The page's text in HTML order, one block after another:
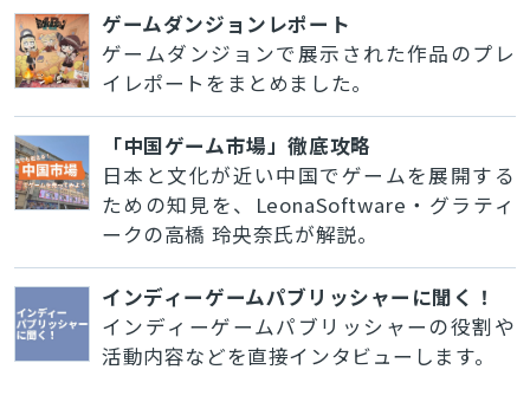
ゲームダンジョンレポート
ゲームダンジョンで展示された作品のプレ
イレポートをまとめました。
「中国ゲーム市場」徹底攻略
日本と文化が近い中国でゲームを展開する
ための知見を、LeonaSoftware・グラティ
ークの高橋 玲央奈氏が解説。
インディーゲームパブリッシャーに聞く！
インディーゲームパブリッシャーの役割や
活動内容などを直接インタビューします。